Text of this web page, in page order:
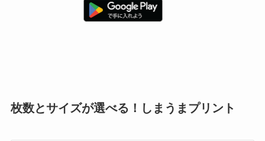
枚数とサイズが選べる！しまうまプリント